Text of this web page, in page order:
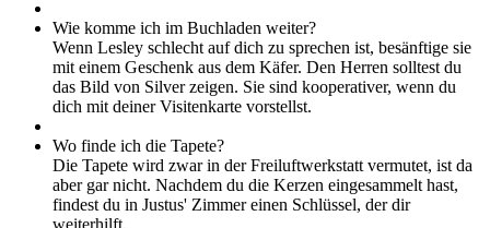
Wie komme ich im Buchladen weiter?
Wenn Lesley schlecht auf dich zu sprechen ist, besänftige sie
mit einem Geschenk aus dem Käfer. Den Herren solltest du
das Bild von Silver zeigen. Sie sind kooperativer, wenn du
dich mit deiner Visitenkarte vorstellst.
Wo finde ich die Tapete?
Die Tapete wird zwar in der Freiluftwerkstatt vermutet, ist da
aber gar nicht. Nachdem du die Kerzen eingesammelt hast,
findest du in Justus' Zimmer einen Schlüssel, der dir